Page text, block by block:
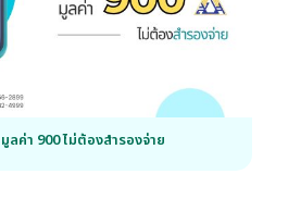
ลค่า 900 ไม่ต้องสำรองจ่าย